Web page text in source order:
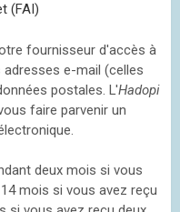
(FAI)
fournisseur d'accès à
e-mail (celles
postales. L'Hadopi
faire parvenir un
deux mois si vous
mois si vous avez reçu